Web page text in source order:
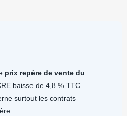
prix repère de vente du
baisse de 4,8 % TTC.
surtout les contrats